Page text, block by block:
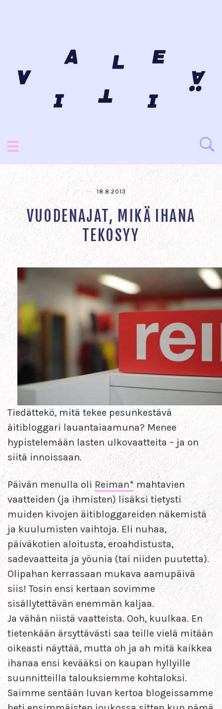
18.8.2013
VUODENAJAT, MIKÄ IHANA
TEKOSYY
Tiedättekö, mitä tekee pesunkestävä
äitibloggari lauantaiaamuna? Menee
hypistelemään lasten ulkovaatteita – ja on
siitä innoissaan.
Päivän menulla oli Reiman* mahtavien
vaatteiden (ja ihmisten) lisäksi tietysti
muiden kivojen äitibloggareiden näkemistä
ja kuulumisten vaihtoja. Eli nuhaa,
päiväkotien aloitusta, eroahdistusta,
sadevaatteita ja yöunia (tai niiden puutetta).
Olipahan kerrassaan mukava aamupäivä
siis! Tosin ensi kertaan sovimme
sisällytettävän enemmän kaljaa.
Ja vähän niistä vaatteista. Ooh, kuulkaa. En
tietenkään ärsyttävästi saa teille vielä mitään
oikeasti näyttää, mutta oh ja ah mitä kaikkea
ihanaa ensi kevääksi on kaupan hyllyille
suunnitteilla talouksiemme kohtaloksi.
Saimme sentään luvan kertoa blogeissamme